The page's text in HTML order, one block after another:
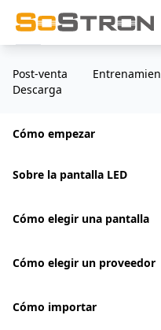
Post-venta
Descarga
Cómo empezar
Sobre la pantalla LED
Cómo elegir una pantalla
Cómo elegir un proveedor
Cómo importar